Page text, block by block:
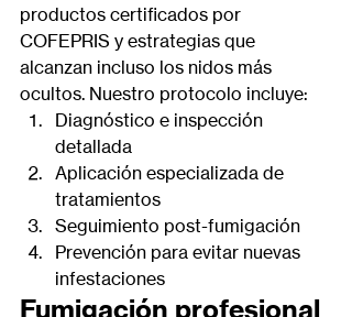
productos certificados por
COFEPRIS y estrategias que
alcanzan incluso los nidos más
ocultos. Nuestro protocolo incluye:
Diagnóstico e inspección
detallada
Aplicación especializada de
tratamientos
Seguimiento post-fumigación
Prevención para evitar nuevas
infestaciones
Fumigación profesional